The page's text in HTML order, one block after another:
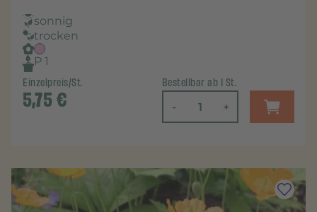
sonnig
trocken
P 1
Einzelpreis/St.
5,75€
Bestellbar ab 1 St.
- +